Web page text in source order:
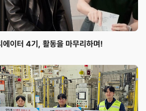
이터 4기, 활동을 마무리하며!